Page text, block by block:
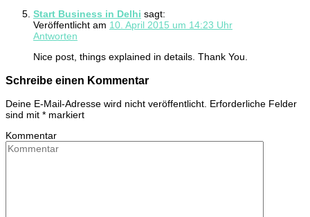
Start Business in Delhi sagt:
Veröffentlicht am 10. April 2015 um 14:23 Uhr
Antworten
Nice post, things explained in details. Thank You.
Schreibe einen Kommentar
Deine E-Mail-Adresse wird nicht veröffentlicht. Erforderliche Felder
sind mit * markiert
Kommentar